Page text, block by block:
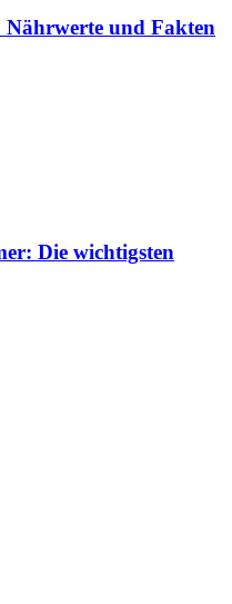
und Fakten
Die wichtigsten